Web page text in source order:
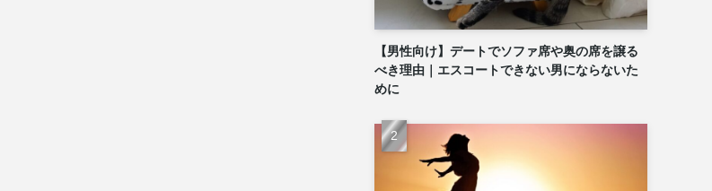
【男性向け】デートでソファ席や奥の席を譲る
べき理由｜エスコートできない男にならないた
めに